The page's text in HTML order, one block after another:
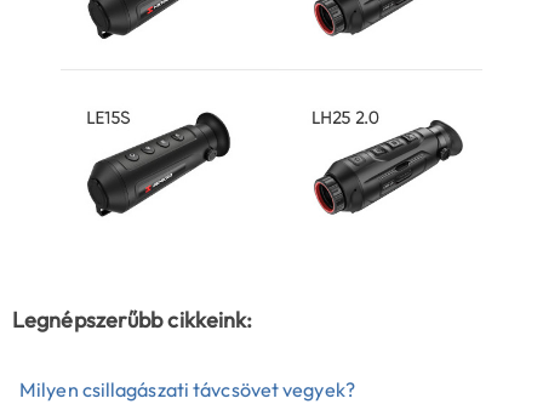
Legnépszerűbb cikkeink:
Milyen csillagászati távcsövet vegyek?